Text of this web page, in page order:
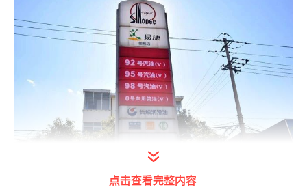
打开今日头条查看图片详情
点击查看完整内容